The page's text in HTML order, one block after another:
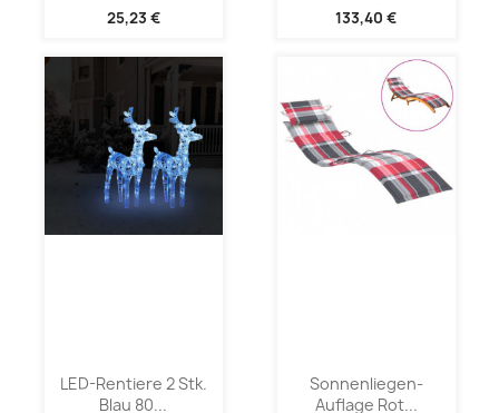
25,23 € 133,40 €
LED-Rentiere 2 Stk.
Blau 80...
Sonnenliegen-
Auflage Rot...